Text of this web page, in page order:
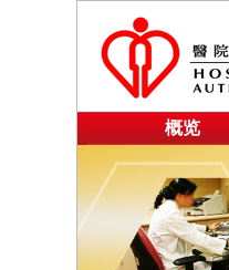
概览